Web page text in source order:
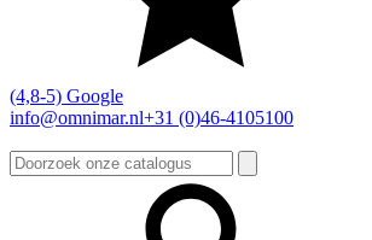
(4,8-5) Google
info@omnimar.nl+31 (0)46-4105100
Zoeken
naar: